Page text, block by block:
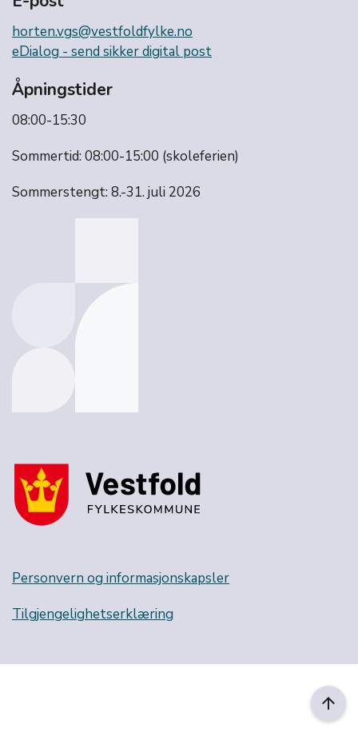
arrow_upward
horten.vgs@vestfoldfylke.no
eDialog - send sikker digital post
Åpningstider
08:00-15:30
Sommertid: 08:00-15:00 (skoleferien)
Sommerstengt: 8.-31. juli 2026
Personvern og informasjonskapsler
Tilgjengelighetserklæring